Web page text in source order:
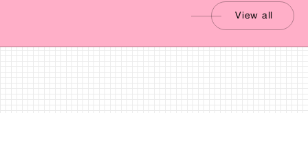
View all